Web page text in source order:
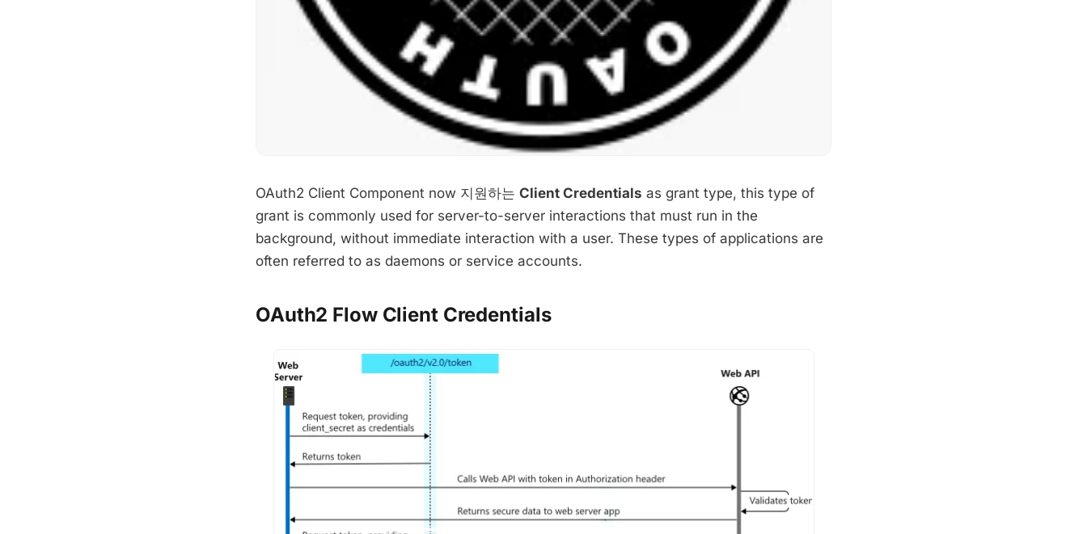
OAuth2 Client Component now 지원하는 Client Credentials as grant type, this type of
grant is commonly used for server-to-server interactions that must run in the
background, without immediate interaction with a user. These types of applications are
often referred to as daemons or service accounts.
OAuth2 Flow Client Credentials